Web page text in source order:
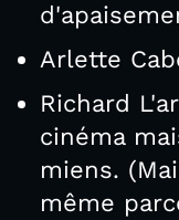
Arlette
Richard
cinéma
miens.
même